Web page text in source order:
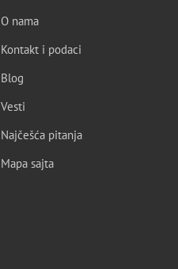
O nama
Kontakt i podaci
Blog
Vesti
Najčešća pitanja
Mapa sajta